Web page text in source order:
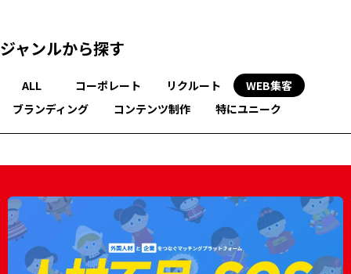
ジャンルから探す
ALL コーポレート リクルート
WEB集客
ブランディング
コンテンツ制作 特にユニーク